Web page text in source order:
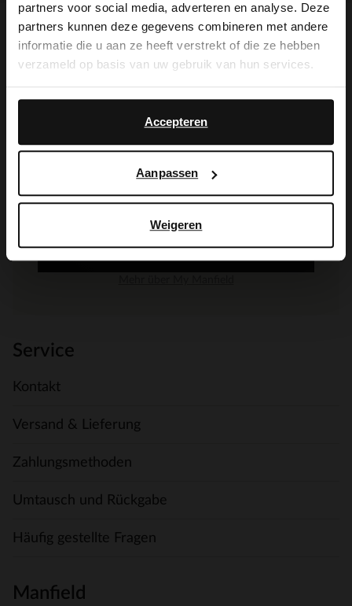
partners voor social media, adverteren en analyse. Deze
partners kunnen deze gegevens combineren met andere
informatie die u aan ze heeft verstrekt of die ze hebben
verzameld op basis van uw gebruik van hun services.
Accepteren
Aanpassen
Weigeren
Die Vorteile von
My Manfield
warten auf dich
MELDE DICH JETZT BEI MY
Service
Kontakt
Versand & Lieferung
Zahlungsmethoden
Umtausch und Rückgabe
Häufig gestellte Fragen
Manfield
It looks like your language isn't Dutch. Would
you like to switch to English?
English